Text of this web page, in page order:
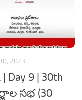
2023
| Day 9 | 30th
సభ (30